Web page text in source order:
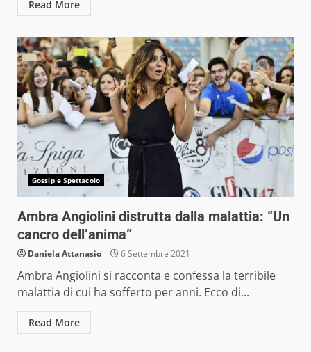
Read More
Gossip e Spettacolo
Ambra Angiolini distrutta dalla malattia: “Un
cancro dell’anima”
Daniela Attanasio 6 Settembre 2021
Ambra Angiolini si racconta e confessa la terribile
malattia di cui ha sofferto per anni. Ecco di...
Read More